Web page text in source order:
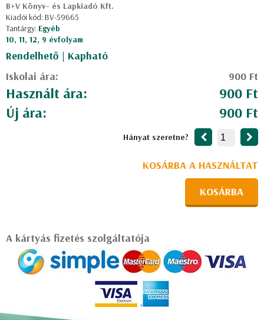
B+V Könyv- és Lapkiadó Kft.
Kiadói kód: BV-59665
Tantárgy: Egyéb
10, 11, 12, 9 évfolyam
Rendelhető | Kapható
Iskolai ára:
900 Ft
Használt ára:
900 Ft
Új ára:
900 Ft
Hányat szeretne?
KOSÁRBA A HASZNÁLTAT
KOSÁRBA
A kártyás fizetés szolgáltatója